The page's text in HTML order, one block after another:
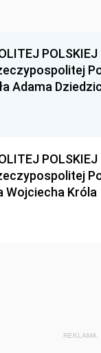
Adama
Wojciecha Króla
REKLAMA